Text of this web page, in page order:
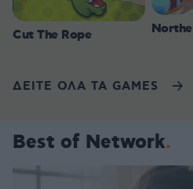
Cut The Rope
ΔΕΙΤΕ ΟΛΑ ΤΑ GAMES
Best of Network